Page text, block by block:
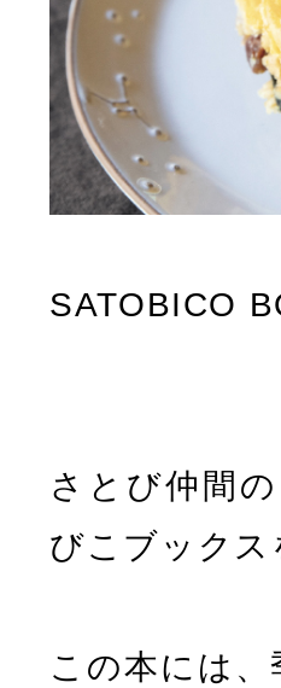
SATOBICO
さとび仲間
びこブックス
この本には